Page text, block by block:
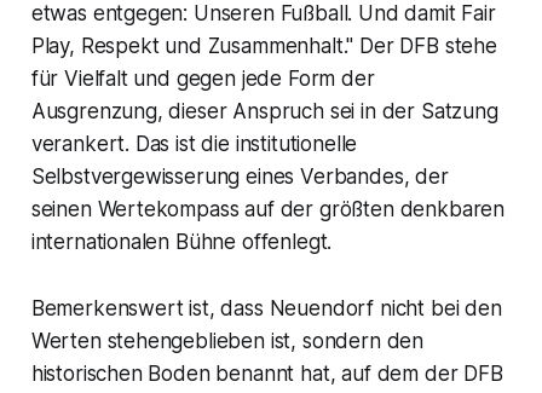
etwas entgegen: Unseren Fußball. Und damit Fair
Play, Respekt und Zusammenhalt." Der DFB stehe
für Vielfalt und gegen jede Form der
Ausgrenzung, dieser Anspruch sei in der Satzung
verankert. Das ist die institutionelle
Selbstvergewisserung eines Verbandes, der
seinen Wertekompass auf der größten denkbaren
internationalen Bühne offenlegt.
Bemerkenswert ist, dass Neuendorf nicht bei den
Werten stehengeblieben ist, sondern den
historischen Boden benannt hat, auf dem der DFB